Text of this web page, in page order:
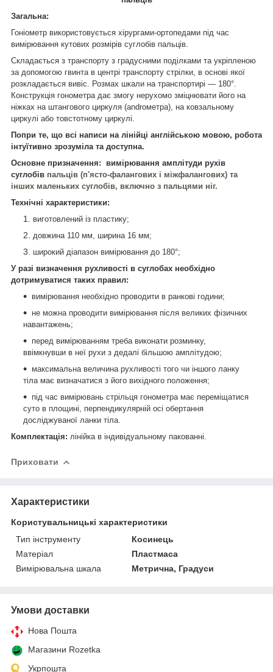
Загальна:
Гоніометр використовується хірургами-ортопедами під час
вимірювання кутових розмірів суглобів пальців.
Складається з транспорту з градусними поділками та укріпленою
за допомогою гвинта в центрі транспорту стрілки, в основі якої
розкладається вивіс. Розмах шкали на транспортирі — 180°.
Конструкція гонометра дає змогу нерухомо зміцнювати його на
ніжках на штангового циркуля (аndroметра), на ковзальному
циркулі або товстотному циркулі.
Попри те, що всі написи на лінійці англійською мовою, робота
інтуїтивно зрозуміла та доступна.
Основне призначення: вимірювання амплітуди рухів
суглобів пальців (п'ясто-фалангових і міжфалангових) та
інших маленьких суглобів, включно з пальцями ніг.
Технічні характеристики:
виготовлений із пластику;
довжина 110 мм, ширина 16 мм;
широкий діапазон вимірювання до 180°;
У разі визначення рухливості в суглобах необхідно
дотримуватися таких правил:
вимірювання необхідно проводити в ранкові години;
не можна проводити вимірювання після великих фізичних
навантажень;
перед вимірюванням треба виконати розминку,
ввімкнувши в неї рухи з дедалі більшою амплітудою;
максимальна величина рухливості того чи іншого ланку
тіла має визначатися з його вихідного положення;
під час вимірювань стрільця гонометра має переміщатися
суто в площині, перпендикулярній осі обертання
досліджуваної ланки тіла.
Комплектація: лінійка в індивідуальному пакованні.
Приховати
Характеристики
Користувальницькі характеристики
Тип інструменту
Косинець
Матеріал
Пластмаса
Вимірювальна шкала
Метрична, Градуси
Умови доставки
Нова Пошта
Магазини Rozetka
Укрпошта